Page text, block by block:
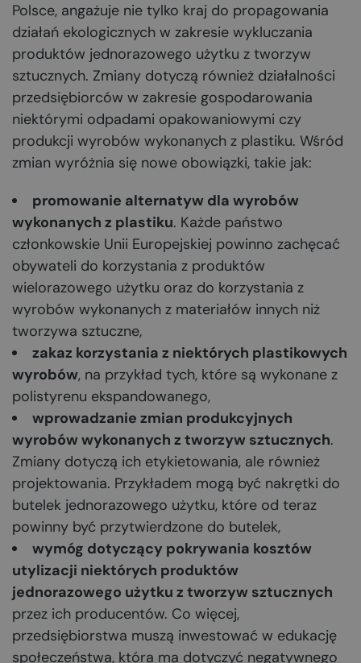
Polsce, angażuje nie tylko kraj do propagowania
działań ekologicznych w zakresie wykluczania
produktów jednorazowego użytku z tworzyw
sztucznych. Zmiany dotyczą również działalności
przedsiębiorców w zakresie gospodarowania
niektórymi odpadami opakowaniowymi czy
produkcji wyrobów wykonanych z plastiku. Wśród
zmian wyróżnia się nowe obowiązki, takie jak:
promowanie alternatyw dla wyrobów
wykonanych z plastiku. Każde państwo
członkowskie Unii Europejskiej powinno zachęcać
obywateli do korzystania z produktów
wielorazowego użytku oraz do korzystania z
wyrobów wykonanych z materiałów innych niż
tworzywa sztuczne,
zakaz korzystania z niektórych plastikowych
wyrobów, na przykład tych, które są wykonane z
polistyrenu ekspandowanego,
wprowadzanie zmian produkcyjnych
wyrobów wykonanych z tworzyw sztucznych.
Zmiany dotyczą ich etykietowania, ale również
projektowania. Przykładem mogą być nakrętki do
butelek jednorazowego użytku, które od teraz
powinny być przytwierdzone do butelek,
wymóg dotyczący pokrywania kosztów
utylizacji niektórych produktów
jednorazowego użytku z tworzyw sztucznych
przez ich producentów. Co więcej,
przedsiębiorstwa muszą inwestować w edukację
społeczeństwa, która ma dotyczyć negatywnego